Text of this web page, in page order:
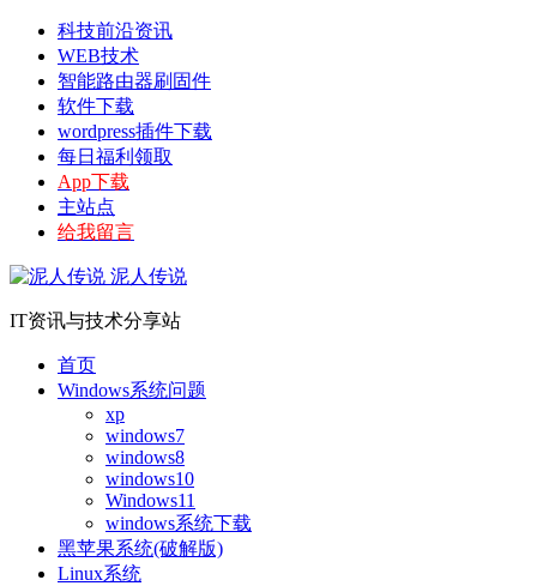
科技前沿资讯
WEB技术
智能路由器刷固件
软件下载
wordpress插件下载
每日福利领取
App下载
主站点
给我留言
泥人传说
IT资讯与技术分享站
首页
Windows系统问题
xp
windows7
windows8
windows10
Windows11
windows系统下载
黑苹果系统(破解版)
Linux系统